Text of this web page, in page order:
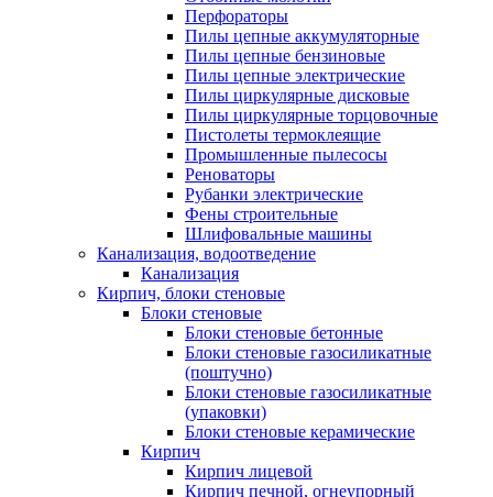
Перфораторы
Пилы цепные аккумуляторные
Пилы цепные бензиновые
Пилы цепные электрические
Пилы циркулярные дисковые
Пилы циркулярные торцовочные
Пистолеты термоклеящие
Промышленные пылесосы
Реноваторы
Рубанки электрические
Фены строительные
Шлифовальные машины
Канализация, водоотведение
Канализация
Кирпич, блоки стеновые
Блоки стеновые
Блоки стеновые бетонные
Блоки стеновые газосиликатные
(поштучно)
Блоки стеновые газосиликатные
(упаковки)
Блоки стеновые керамические
Кирпич
Кирпич лицевой
Кирпич печной, огнеупорный